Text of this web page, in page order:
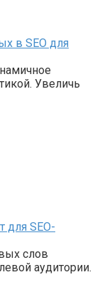
в SEO для
Увеличь
SEO-
слов
аудитории.